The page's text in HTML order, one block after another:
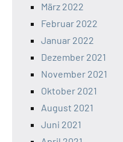
März 2022
Februar 2022
Januar 2022
Dezember 2021
November 2021
Oktober 2021
August 2021
Juni 2021